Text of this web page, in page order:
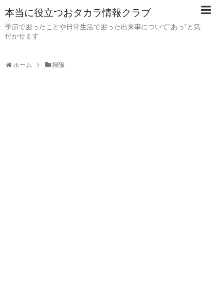
本当に役立つおタカラ情報クラブ
季節で困ったことや日常生活で困った出来事について”あっ”と気
付かせます
ホーム 掃除